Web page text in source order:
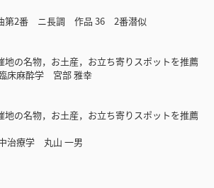
第2番 ニ長調 作品 36 2番潜似
地の名物，お土産，お立ち寄りスポットを推薦
床麻酔学 宮部 雅幸
地の名物，お土産，お立ち寄りスポットを推薦
治療学 丸山 一男